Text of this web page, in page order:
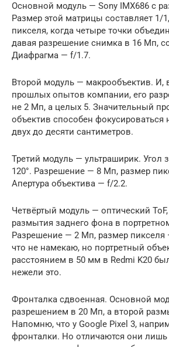
Основной модуль — Sony IMX686 с
Размер этой матрицы составляет 1/
пикселя, когда четыре точки
давая разрешение снимка в 16 Мп,
Диафрагма — f/1.7.
Второй модуль — макрообъектив. И,
прошлых опытов компании, его
не 2 Мп, а целых 5. Значительный
объектив способен фокусироваться
двух до десяти сантиметров.
Третий модуль — ультраширик. Угол
120°. Разрешение — 8 Мп, размер
Апертура объектива — f/2.2.
Четвёртый модуль — оптический
размытия заднего фона в
Разрешение — 2 Мп, размер пикселя
что не намекаю, но портретный
расстоянием в 50 мм в Redmi K20
нежели это.
Фронталка сдвоенная. Основной
разрешением в 20 Мп, а второй
Напомню, что у Google Pixel 3,
фронталки. Но отличаются они лишь